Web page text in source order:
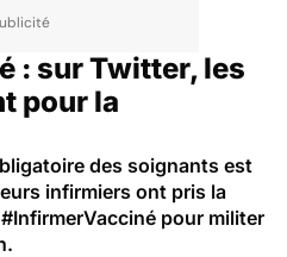
: sur Twitter, les
pour la
des soignants est
infirmiers ont pris la
pour militer